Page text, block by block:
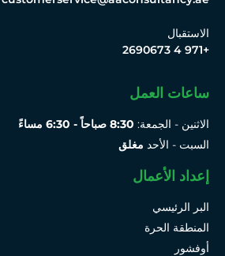
الاستقبال
+971 4 2690673
ساعات العمل
الاثنين - الجمعة: 8:30 صباحاً - 6:30 مساءً
السبت - الأحد مغلق
إعداد الأعمال
البر الرئيسي
المنطقة الحرة
أوفشور